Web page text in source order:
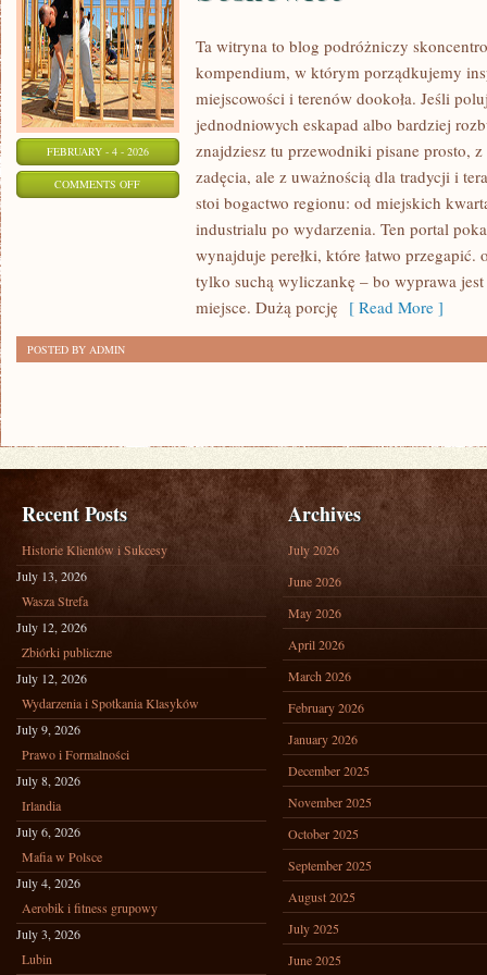
FEBRUARY - 4 - 2026
COMMENTS OFFON
SOSNOWIEC
Ta witryna to blog podróżniczy
kompendium, w którym porządkujemy
miejscowości i terenów dookoła. Jeśli
jednodniowych eskapad albo bardziej
znajdziesz tu przewodniki pisane prosto,
zadęcia, ale z uważnością dla tradycji i
stoi bogactwo regionu: od miejskich
industrialu po wydarzenia. Ten portal
wynajduje perełki, które łatwo przegapić.
tylko suchą wyliczankę – bo wyprawa
miejsce. Dużą porcję [ Read More ]
POSTED BY ADMIN
Recent Posts
Historie Klientów i Sukcesy
July 13, 2026
Wasza Strefa
July 12, 2026
Zbiórki publiczne
July 12, 2026
Wydarzenia i Spotkania Klasyków
July 9, 2026
Prawo i Formalności
July 8, 2026
Irlandia
July 6, 2026
Mafia w Polsce
July 4, 2026
Aerobik i fitness grupowy
July 3, 2026
Lubin
Archives
July 2026
June 2026
May 2026
April 2026
March 2026
February 2026
January 2026
December 2025
November 2025
October 2025
September 2025
August 2025
July 2025
June 2025